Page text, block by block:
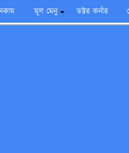
মূল মেনু ডক্টর কর্নার